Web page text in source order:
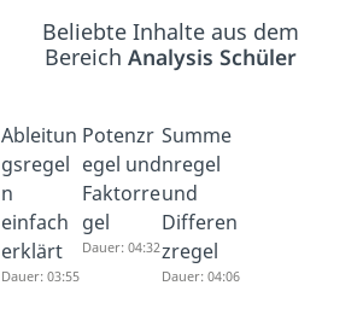
Beliebte Inhalte aus dem
Bereich Analysis Schüler
Ableitun
gsregel
n
einfach
erklärt
Dauer: 03:55
Potenzr
egel und
Faktorre
gel
Dauer: 04:32
Summe
nregel
und
Differen
zregel
Dauer: 04:06